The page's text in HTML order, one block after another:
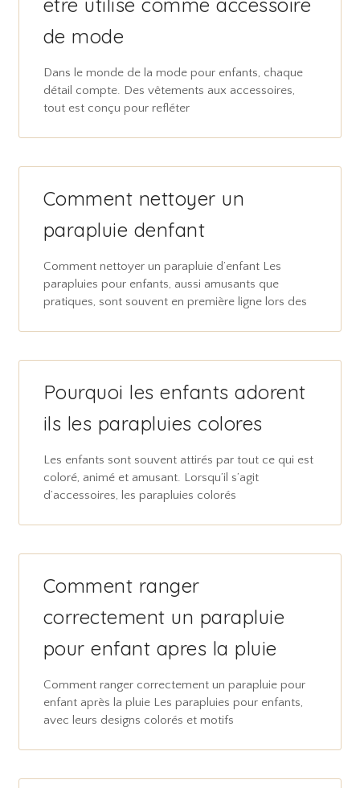
de mode
Dans le monde de la mode pour enfants, chaque
détail compte. Des vêtements aux accessoires,
tout est conçu pour refléter
Comment nettoyer un
parapluie denfant
Comment nettoyer un parapluie d’enfant Les
parapluies pour enfants, aussi amusants que
pratiques, sont souvent en première ligne lors des
Pourquoi les enfants adorent
ils les parapluies colores
Les enfants sont souvent attirés par tout ce qui est
coloré, animé et amusant. Lorsqu’il s’agit
d’accessoires, les parapluies colorés
Comment ranger
correctement un parapluie
pour enfant apres la pluie
Comment ranger correctement un parapluie pour
enfant après la pluie Les parapluies pour enfants,
avec leurs designs colorés et motifs